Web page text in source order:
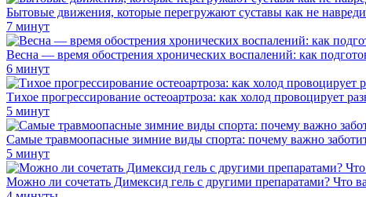
Бытовые движения, которые перегружают суставы как не
7 минут
Весна — время обострения хронических воспалений: как
6 минут
Тихое прогрессирование остеоартроза: как холод провоцирует
5 минут
Самые травмоопасные зимние виды спорта: почему важно
5 минут
Можно ли сочетать Димексид гель с другими препаратами? Что